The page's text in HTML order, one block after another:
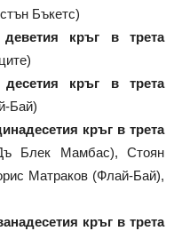
Бъкетс)
деветия кръг в трета
десетия кръг в трета
Бай)
кръг в трета
Блек Мамбас), Стоян
Матраков (Флай-Бай),
кръг в трета